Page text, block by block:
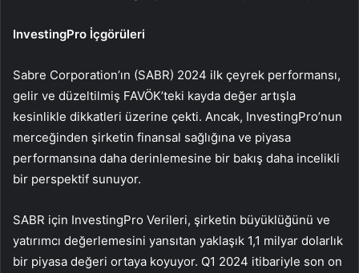
InvestingPro İçgörüleri
Sabre Corporation’ın (SABR) 2024 ilk çeyrek performansı,
gelir ve düzeltilmiş FAVÖK’teki kayda değer artışla
kesinlikle dikkatleri üzerine çekti. Ancak, InvestingPro’nun
merceğinden şirketin finansal sağlığına ve piyasa
performansına daha derinlemesine bir bakış daha incelikli
bir perspektif sunuyor.
SABR için InvestingPro Verileri, şirketin büyüklüğünü ve
yatırımcı değerlemesini yansıtan yaklaşık 1,1 milyar dolarlık
bir piyasa değeri ortaya koyuyor. Q1 2024 itibariyle son on